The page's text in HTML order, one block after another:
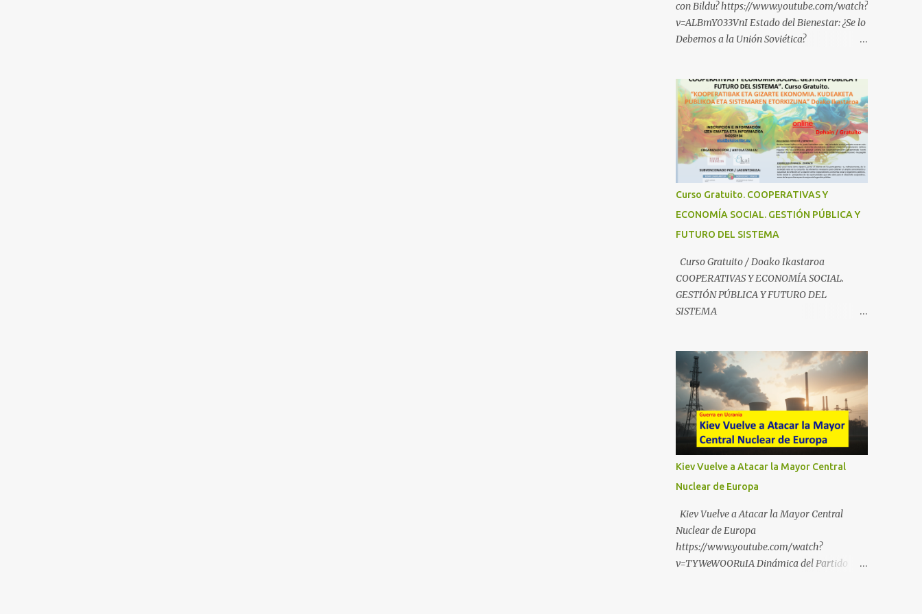
con Bildu? https://www.youtube.com/watch?
v=ALBmY033VnI Estado del Bienestar: ¿Se lo
Debemos a la Unión Soviética?
Cooperativas
https://www.youtube.com/watch?v=ylup-
4KPu5w Capitalismo Inclusivo y Cuarta
Revolución Industrial
https://www.youtube.com/shorts/dGKjgqEv
RHk ¿Conoces los nuevos canales de
BABESTU? Si quieres hacer algo, o
adolescentes vascos frente a abusos y
manipulaciones: BABESTUren kanal berriak
nerabeak abusu eta manipulazioetatik
babesteko zerbait egin nahi baduzu, edo
ideiak partekatu nahi badituzu: Telegram :
https://t.me/babestu_proteger WhatsApp :
6k0LKZJWzQyoE1T SÍGUENOS EN
YOUTUBE:
https://www.youtube.com/@ekaicenter?
sub_confirmation=1
Curso Gratuito. COOPERATIVAS Y
ECONOMÍA SOCIAL. GESTIÓN PÚBLICA Y
FUTURO DEL SISTEMA
Curso Gratuito / Doako Ikastaroa
COOPERATIVAS Y ECONOMÍA SOCIAL.
GESTIÓN PÚBLICA Y FUTURO DEL
SISTEMA
usp=sharing
Kiev Vuelve a Atacar la Mayor Central
Nuclear de Europa
Kiev Vuelve a Atacar la Mayor Central
Nuclear de Europa
https://www.youtube.com/watch?
v=TYWeWOORuIA Dinámica del Partido